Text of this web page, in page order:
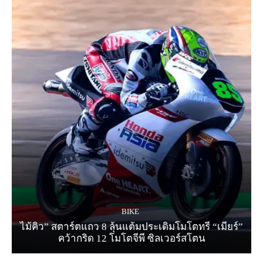
BIKE
ไม้คิว” สตาร์ตแถว 8 ลุ้นแต้มประเดิมโมโตทรี “เมียร์”
คว้ากริด 12 โมโตจีพี ซิลเวอร์สโตน